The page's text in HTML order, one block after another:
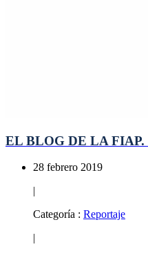
EL BLOG DE LA FIAP.
28 febrero 2019
|
Categoría : Reportaje
|